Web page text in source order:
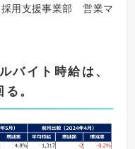
採用支援事業部 営業マ
バイト時給は、
る 。